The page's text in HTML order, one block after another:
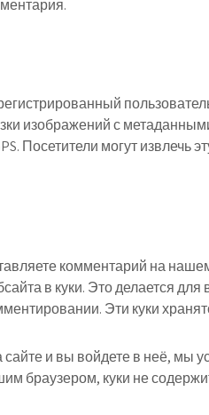
изображений с
Посетители могут извлечь
комментарий на
в куки. Это делается
Эти куки
сайте и вы войдете в неё, мы
браузером, куки не